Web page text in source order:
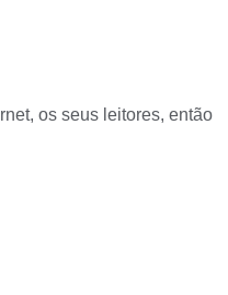
os seus leitores, então